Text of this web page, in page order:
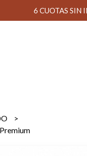
6 CUOTAS SIN